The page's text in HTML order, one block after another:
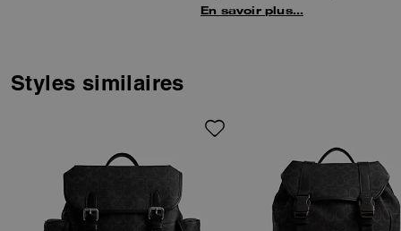
sac à dos Wade est
suffisamment spacieux pour
accueillir un ordinateur de
15 pouces, des poches
polyvalentes et une poche
extérieure sécurisée par une
fermeture éclair pour un accès
En savoir plus…
Styles similaires